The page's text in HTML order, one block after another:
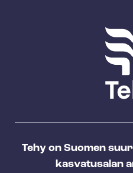
Tehy on Suomen
kasvatusalan